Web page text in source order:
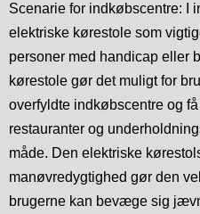
Scenarie for indkøbscentre: I
elektriske kørestole som
personer med handicap eller
kørestole gør det muligt for
overfyldte indkøbscentre og
restauranter og
måde. Den elektriske
manøvredygtighed gør den
brugerne kan bevæge sig